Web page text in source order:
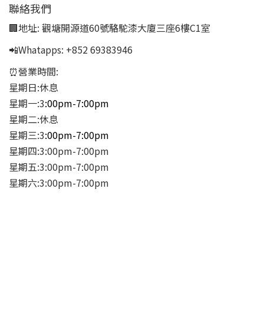
聯絡我們
🏢地址: 觀塘開源道60號駱駝漆大廈三座6樓C1室
📲Whatapps: +852 69383946
⏰營業時間:
星期日:休息
星期一:3:00pm-7:00pm
星期二:休息
星期三:3:00pm-7:00pm
星期四:3:00pm-7:00pm
星期五:3:00pm-7:00pm
星期六:3:00pm-7:00pm